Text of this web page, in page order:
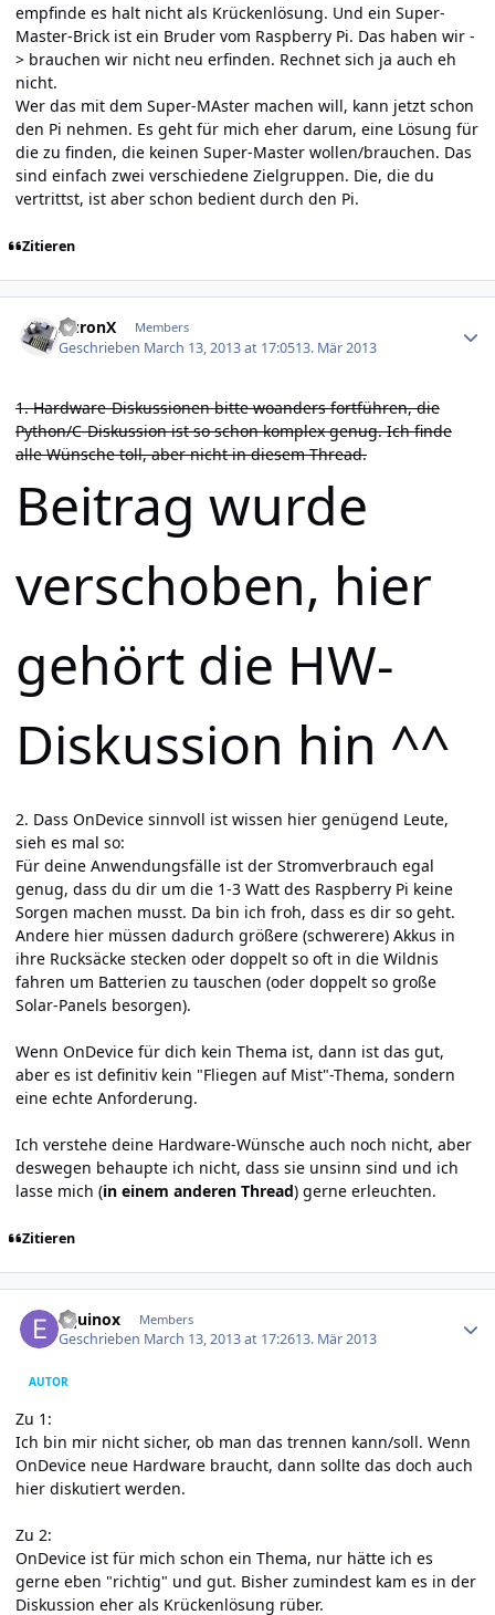
empfinde es halt nicht als Krückenlösung. Und ein Super-
Master-Brick ist ein Bruder vom Raspberry Pi. Das haben wir -
> brauchen wir nicht neu erfinden. Rechnet sich ja auch eh
nicht.
Wer das mit dem Super-MAster machen will, kann jetzt schon
den Pi nehmen. Es geht für mich eher darum, eine Lösung für
die zu finden, die keinen Super-Master wollen/brauchen. Das
sind einfach zwei verschiedene Zielgruppen. Die, die du
vertrittst, ist aber schon bedient durch den Pi.
Zitieren
AuronX Members
Geschrieben March 13, 2013 at 17:0513. Mär 2013
1. Hardware-Diskussionen bitte woanders fortführen, die
Python/C-Diskussion ist so schon komplex genug. Ich finde
alle Wünsche toll, aber nicht in diesem Thread.
Beitrag wurde
verschoben, hier
gehört die HW-
Diskussion hin ^^
2. Dass OnDevice sinnvoll ist wissen hier genügend Leute,
sieh es mal so:
Für deine Anwendungsfälle ist der Stromverbrauch egal
genug, dass du dir um die 1-3 Watt des Raspberry Pi keine
Sorgen machen musst. Da bin ich froh, dass es dir so geht.
Andere hier müssen dadurch größere (schwerere) Akkus in
ihre Rucksäcke stecken oder doppelt so oft in die Wildnis
fahren um Batterien zu tauschen (oder doppelt so große
Solar-Panels besorgen).
Wenn OnDevice für dich kein Thema ist, dann ist das gut,
aber es ist definitiv kein "Fliegen auf Mist"-Thema, sondern
eine echte Anforderung.
Ich verstehe deine Hardware-Wünsche auch noch nicht, aber
deswegen behaupte ich nicht, dass sie unsinn sind und ich
lasse mich (in einem anderen Thread) gerne erleuchten.
Zitieren
Equinox Members
Geschrieben March 13, 2013 at 17:2613. Mär 2013
AUTOR
Zu 1:
Ich bin mir nicht sicher, ob man das trennen kann/soll. Wenn
OnDevice neue Hardware braucht, dann sollte das doch auch
hier diskutiert werden.
Zu 2:
OnDevice ist für mich schon ein Thema, nur hätte ich es
gerne eben "richtig" und gut. Bisher zumindest kam es in der
Diskussion eher als Krückenlösung rüber.